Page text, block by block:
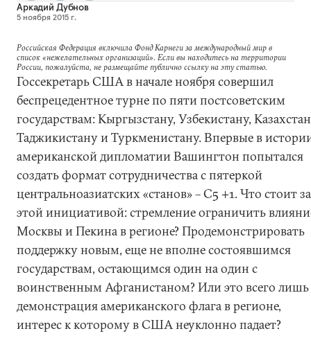
Аркадий Дубнов
5 ноября 2015 г.
Российская Федерация включила Фонд Карнеги за международный мир в
список «нежелательных организаций». Если вы находитесь на территории
России, пожалуйста, не размещайте публично ссылку на эту статью.
Госсекретарь США в начале ноября совершил
беспрецедентное турне по пяти постсоветским
государствам: Кыргызстану, Узбекистану,
Таджикистану и Туркменистану. Впервые в
американской дипломатии Вашингтон попытался
создать формат сотрудничества с пятеркой
центральноазиатских «станов» – С5 +1. Что стоит за
этой инициативой: стремление ограничить
Москвы и Пекина в регионе? Продемонстрировать
поддержку новым, еще не вполне состоявшимся
государствам, остающимся один на один с
воинственным Афганистаном? Или это всего лишь
демонстрация американского флага в регионе,
интерес к которому в США неуклонно падает?